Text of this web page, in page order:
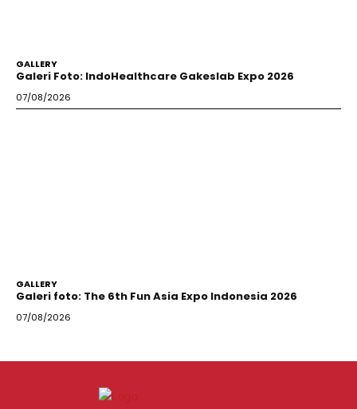
GALLERY
Galeri Foto: IndoHealthcare Gakeslab Expo 2026
07/08/2026
GALLERY
Galeri foto: The 6th Fun Asia Expo Indonesia 2026
07/08/2026